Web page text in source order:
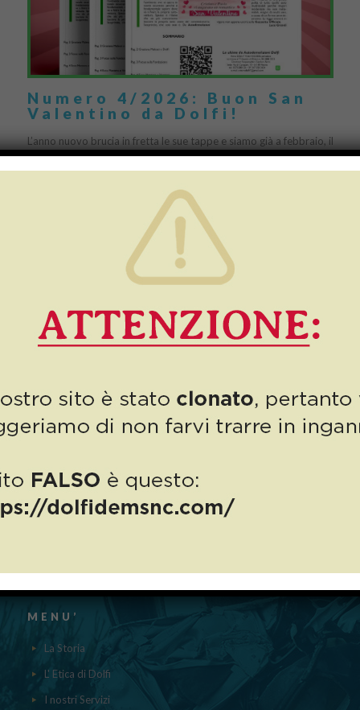
Numero 4/2026: Buon San
Valentino da Dolfi!
L’anno nuovo brucia in fretta le sue tappe e siamo già a febbraio, il
mese dell’amore! Sabato 14 febbraio si festeggia San Valentino,
la Festa degli […]
PUBBLICAZIONE AIUTI DI STATO
MENU’
La Storia
L' Etica di Dolfi
I nostri Servizi